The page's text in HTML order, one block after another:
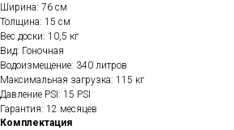
Ширина: 76 см
Толщина: 15 см
Вес доски: 10,5 кг
Вид: Гоночная
Водоизмещение: 340 литров
Максимальная загрузка: 115 кг
Давление PSI: 15 PSI
Гарантия: 12 месяцев
Комплектация